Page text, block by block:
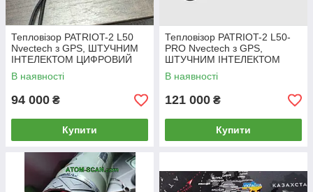
Тепловізор PATRIOT-2 L50
Nvectech з GPS, ШТУЧНИМ
ІНТЕЛЕКТОМ ЦИФРОВИЙ
КОМПАС НАВІГАЦІЯ
АЛЬТИМЕТР КОШАЧЕ ОКО
В наявності
94 000 ₴
Купити
Тепловізор PATRIOT-2 L50-
PRO Nvectech з GPS,
ШТУЧНИМ ІНТЕЛЕКТОМ
ЦИФРОВИЙ КОМПАС
НАВІГАЦІЯ АЛЬТИМЕТР
В наявності
121 000 ₴
Купити